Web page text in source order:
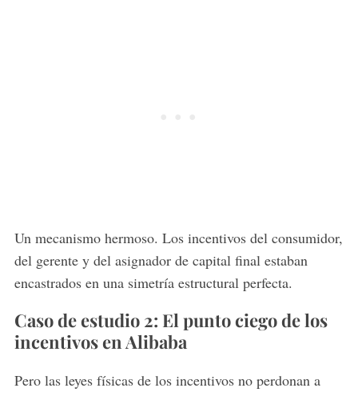
Un mecanismo hermoso. Los incentivos del consumidor,
del gerente y del asignador de capital final estaban
encastrados en una simetría estructural perfecta.
Caso de estudio 2: El punto ciego de los
incentivos en Alibaba
Pero las leyes físicas de los incentivos no perdonan a